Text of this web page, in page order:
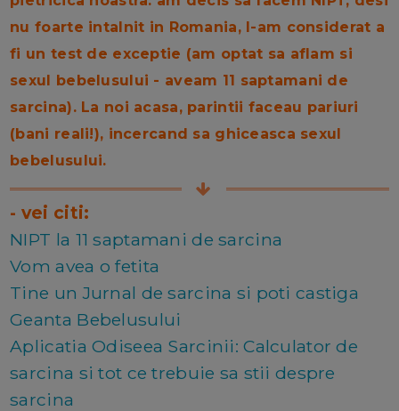
nu foarte intalnit in Romania, l-am considerat a
fi un test de exceptie (am optat sa aflam si
sexul bebelusului - aveam 11 saptamani de
sarcina). La noi acasa, parintii faceau pariuri
(bani reali!), incercand sa ghiceasca sexul
bebelusului.
- vei citi:
NIPT la 11 saptamani de sarcina
Vom avea o fetita
Tine un Jurnal de sarcina si poti castiga
Geanta Bebelusului
Aplicatia Odiseea Sarcinii: Calculator de
sarcina si tot ce trebuie sa stii despre
sarcina